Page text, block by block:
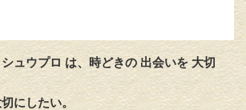
シュウプロ は、時どきの 出会いを 大切
にしたい。